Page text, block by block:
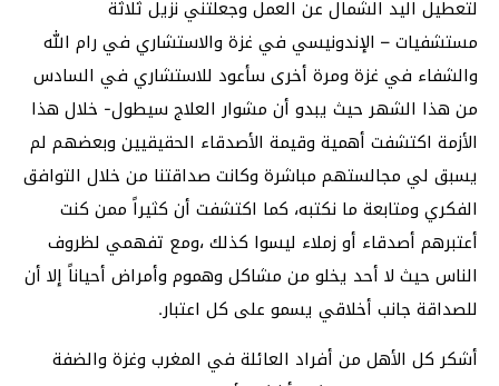
لتعطيل اليد الشمال عن العمل وجعلتني نزيل ثلاثة
مستشفيات – الإندونيسي في غزة والاستشاري في رام الله
والشفاء في غزة ومرة أخرى سأعود للاستشاري في السادس
من هذا الشهر حيث يبدو أن مشوار العلاج سيطول- خلال هذا
الأزمة اكتشفت أهمية وقيمة الأصدقاء الحقيقيين وبعضهم لم
يسبق لي مجالستهم مباشرة وكانت صداقتنا من خلال التوافق
الفكري ومتابعة ما نكتبه، كما اكتشفت أن كثيراً ممن كنت
أعتبرهم أصدقاء أو زملاء ليسوا كذلك ،ومع تفهمي لظروف
الناس حيث لا أحد يخلو من مشاكل وهموم وأمراض أحياناً إلا أن
للصداقة جانب أخلاقي يسمو على كل اعتبار.
أشكر كل الأهل من أفراد العائلة في المغرب وغزة والضفة